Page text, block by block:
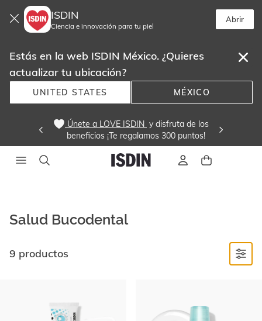
ISDIN
Ciencia e innovación para tu piel
Abrir
Estás en la web ISDIN México. ¿Quieres
actualizar tu ubicación?
UNITED STATES MÉXICO
Únete a LOVE ISDIN y disfruta de los
beneficios ¡Te regalamos 300 puntos!
Salud Bucodental
9 productos